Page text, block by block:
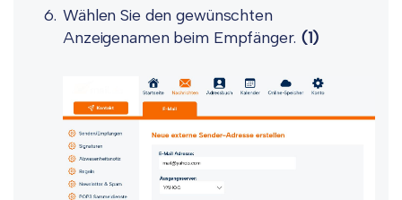
Wählen Sie den gewünschten
Anzeigenamen beim Empfänger.(1)